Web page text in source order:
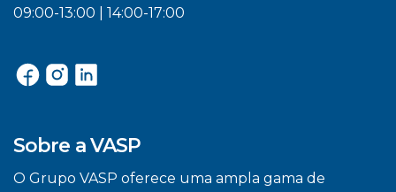
09:00-13:00 | 14:00-17:00
Sobre a VASP
O Grupo VASP oferece uma ampla gama de